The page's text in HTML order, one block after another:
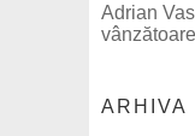
Adrian
ARHIVA